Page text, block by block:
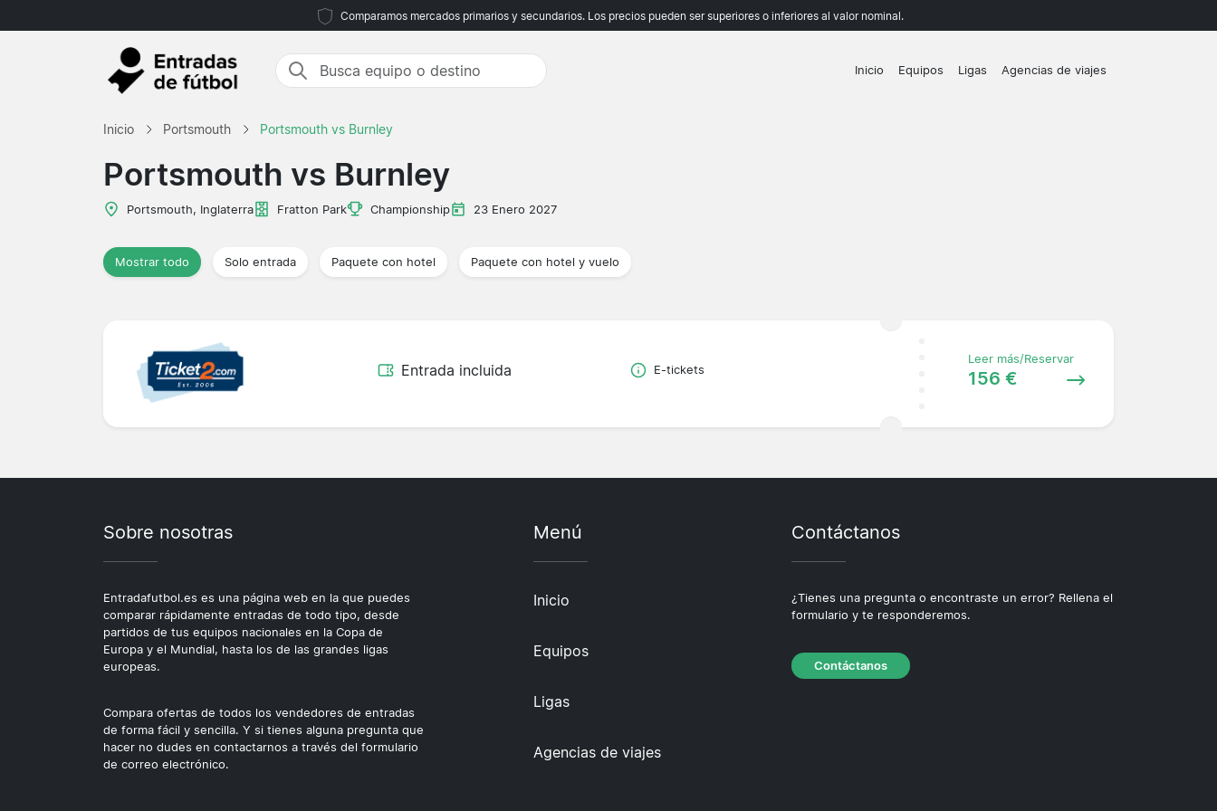
Comparamos mercados primarios y secundarios. Los precios pueden ser superiores o inferiores al valor nominal.
Inicio Equipos Ligas Agencias de viajes
Inicio Portsmouth Portsmouth vs Burnley
Portsmouth vs Burnley
Portsmouth, Inglaterra Fratton Park Championship 23 Enero 2027
Mostrar todo Solo entrada Paquete con hotel Paquete con hotel y vuelo
Entrada incluida E-tickets
Leer más/Reservar
156 €
Sobre nosotras
Entradafutbol.es es una página web en la que puedes
comparar rápidamente entradas de todo tipo, desde
partidos de tus equipos nacionales en la Copa de
Europa y el Mundial, hasta los de las grandes ligas
europeas.
Compara ofertas de todos los vendedores de entradas
de forma fácil y sencilla. Y si tienes alguna pregunta que
hacer no dudes en contactarnos a través del formulario
de correo electrónico.
Menú
Inicio
Equipos
Ligas
Agencias de viajes
Contáctanos
¿Tienes una pregunta o encontraste un error? Rellena el
formulario y te responderemos.
Contáctanos